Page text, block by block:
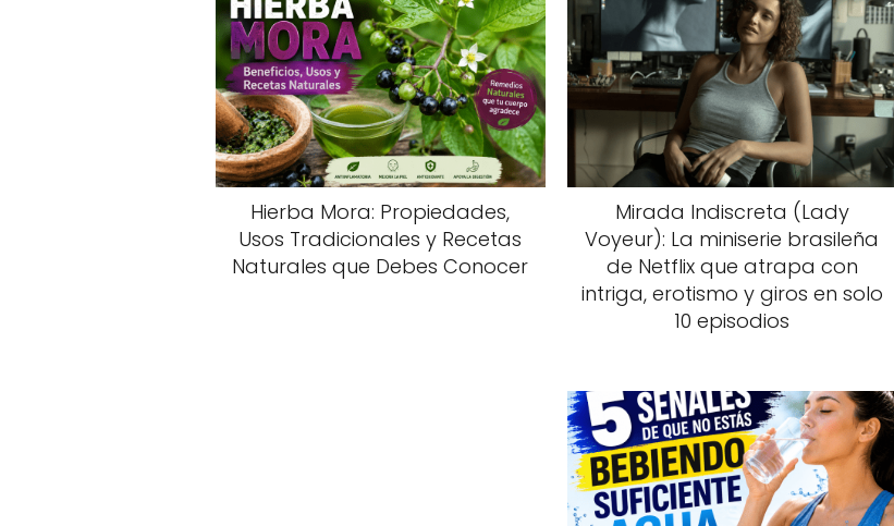
Hierba Mora: Propiedades,
Usos Tradicionales y Recetas
Naturales que Debes Conocer
Mirada Indiscreta (Lady
Voyeur): La miniserie brasileña
de Netflix que atrapa con
intriga, erotismo y giros en solo
10 episodios